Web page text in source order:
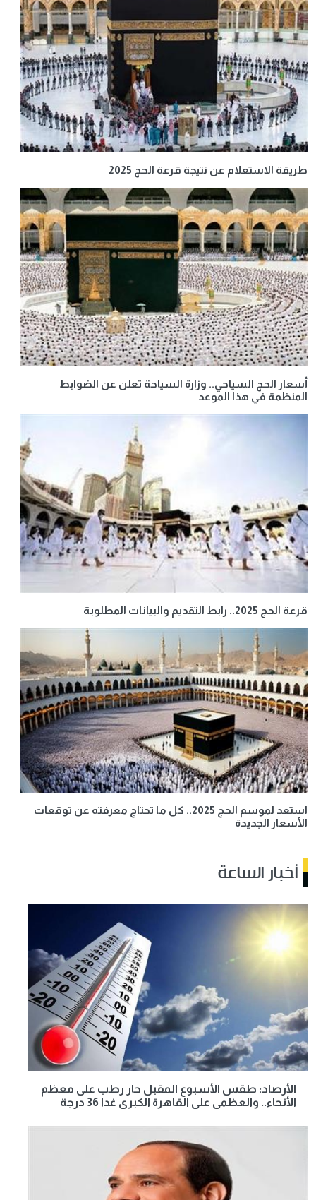
طريقة الاستعلام عن نتيجة قرعة الحج 2025
أسعار الحج السياحي.. وزارة السياحة تعلن عن الضوابط
المنظمة في هذا الموعد
قرعة الحج 2025.. رابط التقديم والبيانات المطلوبة
استعد لموسم الحج 2025.. كل ما تحتاج معرفته عن توقعات
الأسعار الجديدة
أخبار الساعة
الأرصاد: طقس الأسبوع المقبل حار رطب على معظم
الأنحاء.. والعظمى على القاهرة الكبرى غدا 36 درجة